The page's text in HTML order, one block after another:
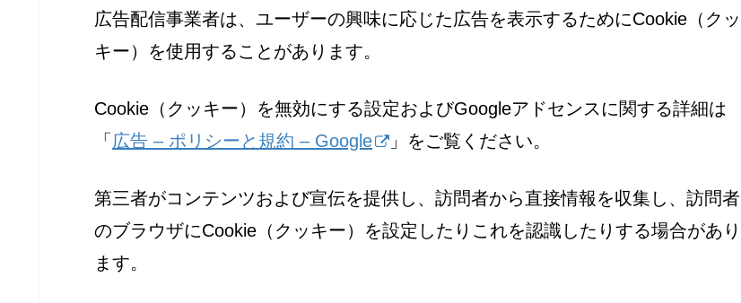
広告配信事業者は、ユーザーの興味に応じた広告を表示するためにCookie（クッ
キー）を使用することがあります。
Cookie（クッキー）を無効にする設定およびGoogleアドセンスに関する詳細は
「 広告 – ポリシーと規約 – Google 」をご覧ください。
第三者がコンテンツおよび宣伝を提供し、訪問者から直接情報を収集し、訪問者
のブラウザにCookie（クッキー）を設定したりこれを認識したりする場合があり
ます。